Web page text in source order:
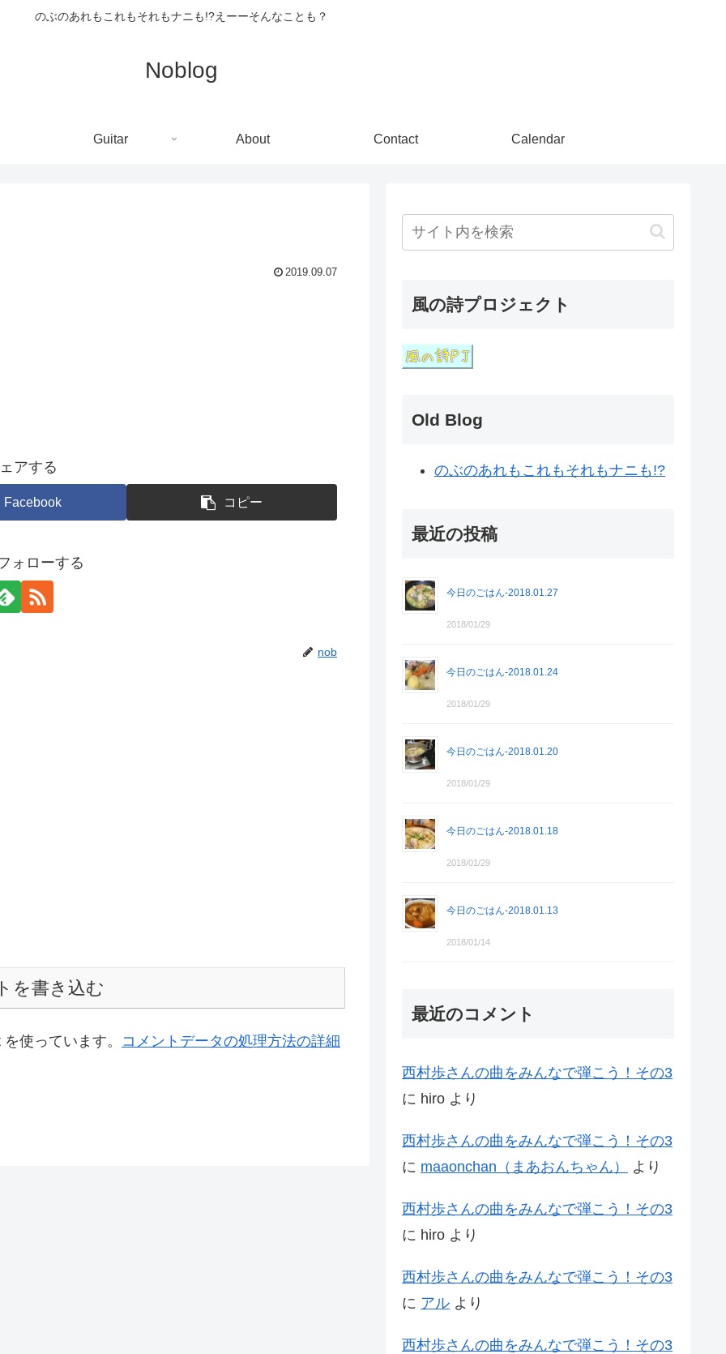
のぶのあれもこれもそれもナニも!?えーーそんなことも？
Noblog
Guitar About Contact Calendar
2019.09.07
アする
Facebook コピー
ォローする
nob
を書き込む
使っています。 コメントデータの処理方法の詳細
風の詩プロジェクト
Old Blog
のぶのあれもこれもそれもナニも!?
最近の投稿
今日のごはん-2018.01.27
2018/01/29
今日のごはん-2018.01.24
2018/01/29
今日のごはん-2018.01.20
2018/01/29
今日のごはん-2018.01.18
2018/01/29
今日のごはん-2018.01.13
2018/01/14
最近のコメント
西村歩さんの曲をみんなで弾こう！その3
に hiro より
西村歩さんの曲をみんなで弾こう！その3
に maaonchan（まあおんちゃん） より
西村歩さんの曲をみんなで弾こう！その3
に hiro より
西村歩さんの曲をみんなで弾こう！その3
に アル より
西村歩さんの曲をみんなで弾こう！その3